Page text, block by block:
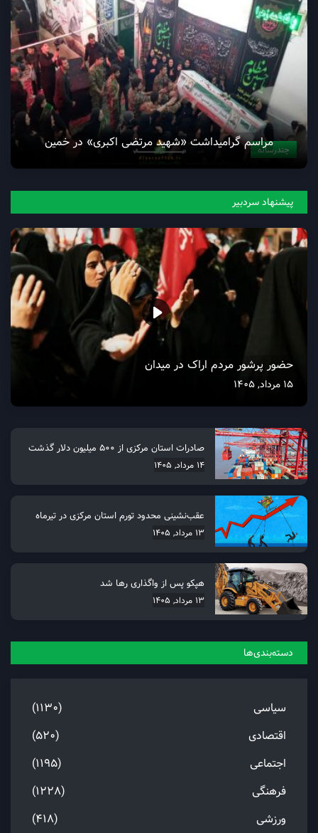
چندرسانهمراسم گرامیداشت «شهید مرتضی اکبری» در خمین
پیشنهاد سردبیر
حضور پرشور مردم اراک در میدان
15 مرداد, 1405
صادرات استان مرکزی از 500 میلیون دلار گذشت
14 مرداد, 1405
عقب‌نشینی محدود تورم استان مرکزی در تیرماه
13 مرداد, 1405
هپکو پس از واگذاری رها شد
13 مرداد, 1405
دسته‌بندی‌ها
سیاسی
(1130)
اقتصادی
(520)
اجتماعی
(1195)
فرهنگی
(1228)
ورزشی
(418)